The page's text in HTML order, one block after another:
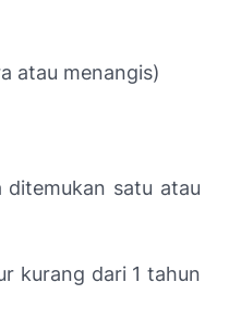
atau menangis)
ditemukan satu atau
kurang dari 1 tahun